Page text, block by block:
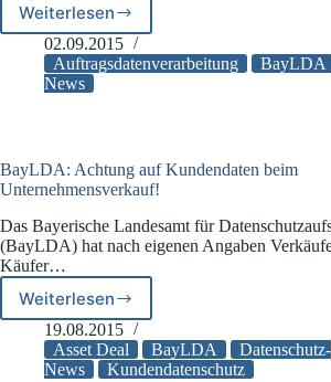
Weiterlesen
BayLDA:
Auftragsdatenverarbeitung
ohne
richtigen
werden!
02.09.2015
Auftragsdatenverarbeitung
BayLDA
News
BayLDA: Achtung auf Kundendaten beim
Unternehmensverkauf!
Das Bayerische Landesamt für
(BayLDA) hat nach eigenen Angaben
Käufer…
Weiterlesen
BayLDA:
Achtung
auf
Kundendaten
19.08.2015
Asset Deal
BayLDA
Datenschutz-
News
Kundendatenschutz